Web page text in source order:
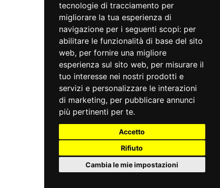
tecnologie di tracciamento per
migliorare la tua esperienza di
navigazione per i seguenti scopi: per
abilitare le funzionalità di base del sito
web, per fornire una migliore
esperienza sul sito web, per misurare il
tuo interesse nei nostri prodotti e
servizi e personalizzare le interazioni
di marketing, per pubblicare annunci
più pertinenti per te.
Accetto
Rifiuto
Cambia le mie impostazioni